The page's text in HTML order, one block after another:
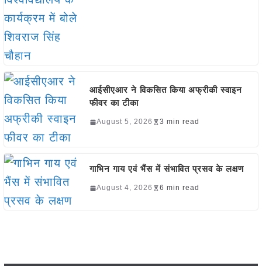
आईसीएआर ने विकसित किया अफ्रीकी स्वाइन
फीवर का टीका
August 5, 2026 3 min read
गाभिन गाय एवं भैंस में संभावित प्रसव के लक्षण
August 4, 2026 6 min read